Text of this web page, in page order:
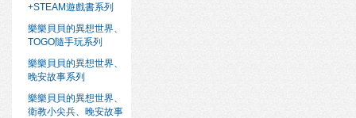
+STEAM遊戲書系列
樂樂貝貝的異想世界、
TOGO隨手玩系列
樂樂貝貝的異想世界、
晚安故事系列
樂樂貝貝的異想世界、
衛教小尖兵、晚安故事